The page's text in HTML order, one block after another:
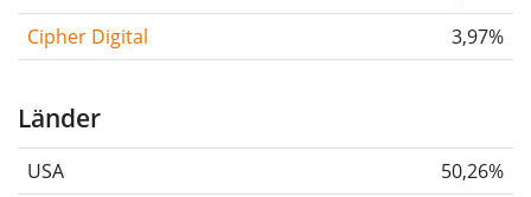
Cipher Digital
3,97%
Länder
USA
50,26%